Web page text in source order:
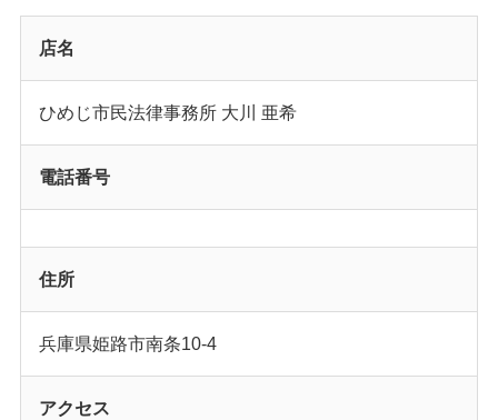
店名
ひめじ市民法律事務所 大川 亜希
電話番号
住所
兵庫県姫路市南条10-4
アクセス